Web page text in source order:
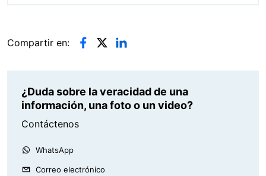
Compartir en:
¿Duda sobre la veracidad de una
información, una foto o un video?
Contáctenos
WhatsApp
Correo electrónico